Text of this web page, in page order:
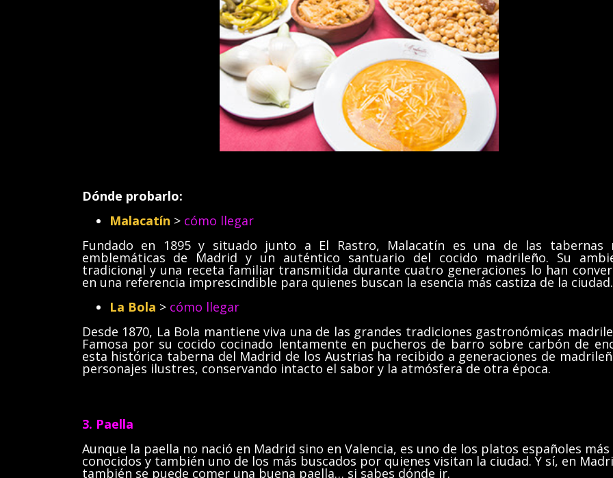
Dónde probarlo:
Malacatín > cómo llegar
Fundado en 1895 y situado junto a El Rastro, Malacatín es una de las tabernas
emblemáticas de Madrid y un auténtico santuario del cocido madrileño. Su
tradicional y una receta familiar transmitida durante cuatro generaciones lo han
en una referencia imprescindible para quienes buscan la esencia más castiza de la ciudad.
La Bola > cómo llegar
Desde 1870, La Bola mantiene viva una de las grandes tradiciones gastronómicas
Famosa por su cocido cocinado lentamente en pucheros de barro sobre carbón de
esta histórica taberna del Madrid de los Austrias ha recibido a generaciones de
personajes ilustres, conservando intacto el sabor y la atmósfera de otra época.
3. Paella
Aunque la paella no nació en Madrid sino en Valencia, es uno de los platos españoles más
conocidos y también uno de los más buscados por quienes visitan la ciudad. Y sí, en
también se puede comer una buena paella… si sabes dónde ir.